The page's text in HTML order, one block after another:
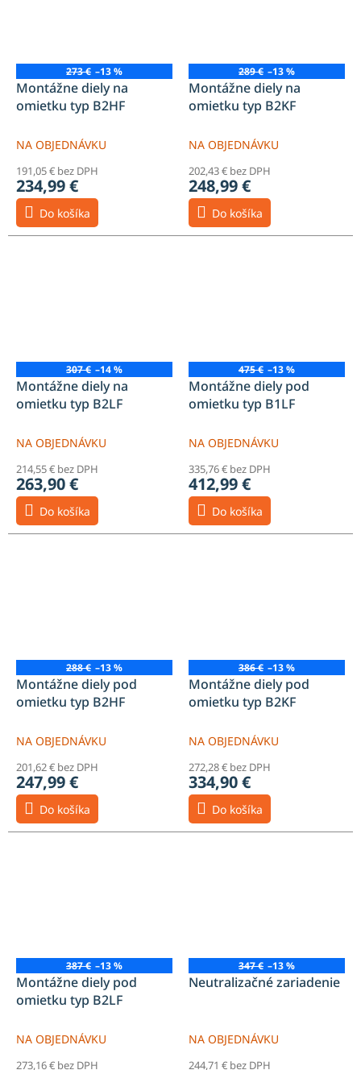
273 € –13 %
Montážne diely na
omietku typ B2HF
NA OBJEDNÁVKU
191,05 € bez DPH
234,99 €
Do košíka
289 € –13 %
Montážne diely na
omietku typ B2KF
NA OBJEDNÁVKU
202,43 € bez DPH
248,99 €
Do košíka
307 € –14 %
Montážne diely na
omietku typ B2LF
NA OBJEDNÁVKU
214,55 € bez DPH
263,90 €
Do košíka
475 € –13 %
Montážne diely pod
omietku typ B1LF
NA OBJEDNÁVKU
335,76 € bez DPH
412,99 €
Do košíka
288 € –13 %
Montážne diely pod
omietku typ B2HF
NA OBJEDNÁVKU
201,62 € bez DPH
247,99 €
Do košíka
386 € –13 %
Montážne diely pod
omietku typ B2KF
NA OBJEDNÁVKU
272,28 € bez DPH
334,90 €
Do košíka
387 € –13 %
Montážne diely pod
omietku typ B2LF
NA OBJEDNÁVKU
273,16 € bez DPH
347 € –13 %
Neutralizačné zariadenie
NA OBJEDNÁVKU
244,71 € bez DPH